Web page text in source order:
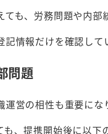
も、労務問題や内部
情報だけを確認して
問題
営の相性も重要にな
、提携開始後に以下